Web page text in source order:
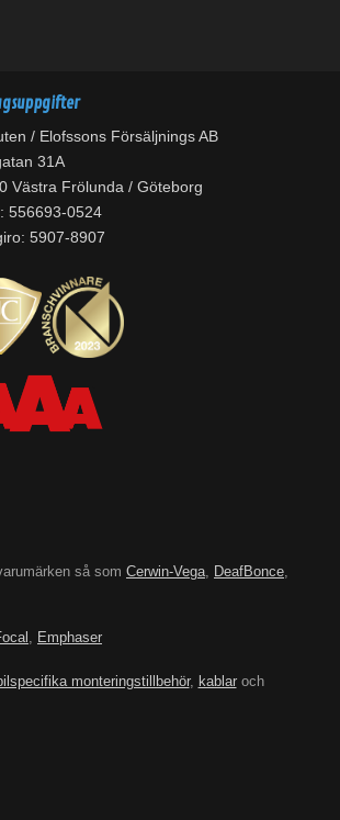
/ Elofssons Försäljnings AB
31A
Västra Frölunda / Göteborg
556693-0524
5907-8907
så som Cerwin-Vega, DeafBonce,
, Emphaser
monteringstillbehör, kablaroch